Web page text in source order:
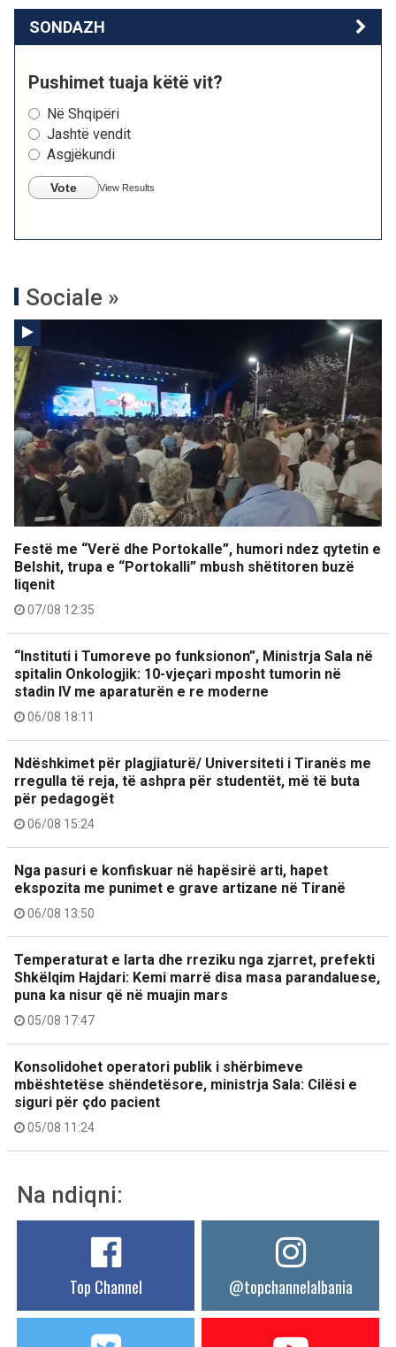
SONDAZH
Pushimet tuaja këtë vit?
Në Shqipëri
Jashtë vendit
Asgjëkundi
Vote View Results
Sociale »
Festë me “Verë dhe Portokalle”, humori ndez qytetin e
Belshit, trupa e “Portokalli” mbush shëtitoren buzë
liqenit
07/08 12:35
“Instituti i Tumoreve po funksionon”, Ministrja Sala në
spitalin Onkologjik: 10-vjeçari mposht tumorin në
stadin IV me aparaturën e re moderne
06/08 18:11
Ndëshkimet për plagjiaturë/ Universiteti i Tiranës me
rregulla të reja, të ashpra për studentët, më të buta
për pedagogët
06/08 15:24
Nga pasuri e konfiskuar në hapësirë arti, hapet
ekspozita me punimet e grave artizane në Tiranë
06/08 13:50
Temperaturat e larta dhe rreziku nga zjarret, prefekti
Shkëlqim Hajdari: Kemi marrë disa masa parandaluese,
puna ka nisur që në muajin mars
05/08 17:47
Konsolidohet operatori publik i shërbimeve
mbështetëse shëndetësore, ministrja Sala: Cilësi e
siguri për çdo pacient
05/08 11:24
Na ndiqni:
Top Channel @topchannelalbania